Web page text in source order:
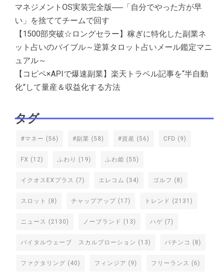
マネジメントOS実装完全版──「自分でやった方が早
い」を捨ててチームで回す
【1500部突破☆ロングセラー】稼ぎに特化した副業ネ
ット占いのバイブル～逆算タロット占いメール鑑定マニ
ュアル～
【コピペ×APIで爆速副業】楽天トラベル記事を“半自動
化”して量産＆収益化する方法
タグ
#マネー (56) #副業 (58) #資産 (56) CFD (9)
FX (12) ふわり (19) ふわ姫 (55)
イクオスEXプラス (7) エレコム (34) ゴルフ (8)
スロット (8) チャップアップ (17) トレンド (2131)
ニュース (2130) ノーブランド (13) ハゲ (7)
バイタルウェーブ スカルプローション (13) パチンコ (8)
ファクタリング (40) フィンジア (9) フリーランス (6)